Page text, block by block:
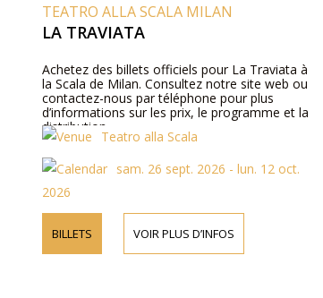
TEATRO ALLA SCALA MILAN
LA TRAVIATA
Achetez des billets officiels pour La Traviata à
la Scala de Milan. Consultez notre site web ou
contactez-nous par téléphone pour plus
d’informations sur les prix, le programme et la
distribution.
Teatro alla Scala
sam. 26 sept. 2026 - lun. 12 oct.
2026
BILLETS VOIR PLUS D’INFOS